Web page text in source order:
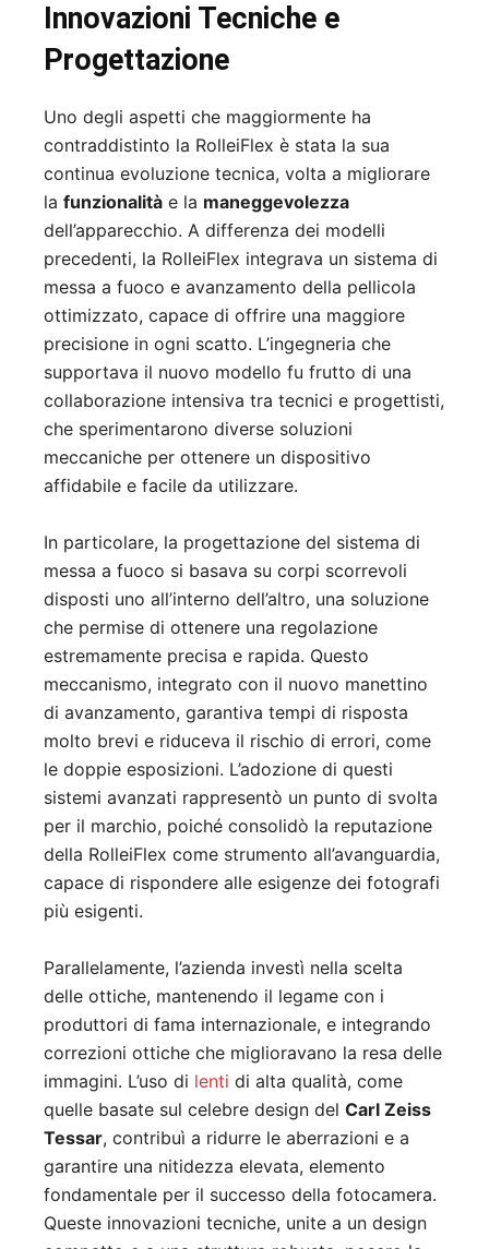
Innovazioni Tecniche e
Progettazione
Uno degli aspetti che maggiormente ha
contraddistinto la RolleiFlex è stata la sua
continua evoluzione tecnica, volta a migliorare
la funzionalità e la maneggevolezza
dell’apparecchio. A differenza dei modelli
precedenti, la RolleiFlex integrava un sistema di
messa a fuoco e avanzamento della pellicola
ottimizzato, capace di offrire una maggiore
precisione in ogni scatto. L’ingegneria che
supportava il nuovo modello fu frutto di una
collaborazione intensiva tra tecnici e progettisti,
che sperimentarono diverse soluzioni
meccaniche per ottenere un dispositivo
affidabile e facile da utilizzare.
In particolare, la progettazione del sistema di
messa a fuoco si basava su corpi scorrevoli
disposti uno all’interno dell’altro, una soluzione
che permise di ottenere una regolazione
estremamente precisa e rapida. Questo
meccanismo, integrato con il nuovo manettino
di avanzamento, garantiva tempi di risposta
molto brevi e riduceva il rischio di errori, come
le doppie esposizioni. L’adozione di questi
sistemi avanzati rappresentò un punto di svolta
per il marchio, poiché consolidò la reputazione
della RolleiFlex come strumento all’avanguardia,
capace di rispondere alle esigenze dei fotografi
più esigenti.
Parallelamente, l’azienda investì nella scelta
delle ottiche, mantenendo il legame con i
produttori di fama internazionale, e integrando
correzioni ottiche che miglioravano la resa delle
immagini. L’uso di lenti di alta qualità, come
quelle basate sul celebre design del Carl Zeiss
Tessar, contribuì a ridurre le aberrazioni e a
garantire una nitidezza elevata, elemento
fondamentale per il successo della fotocamera.
Queste innovazioni tecniche, unite a un design